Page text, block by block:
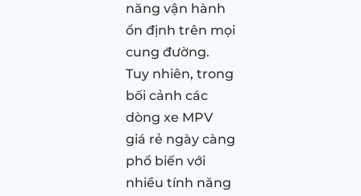
năng vận hành
ổn định trên mọi
cung đường.
Tuy nhiên, trong
bối cảnh các
dòng xe MPV
giá rẻ ngày càng
phổ biến với
nhiều tính năng